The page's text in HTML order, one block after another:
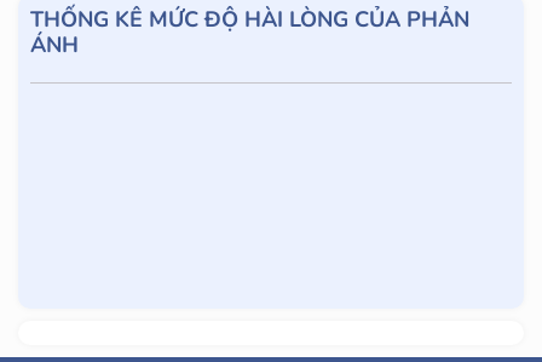
THỐNG KÊ MỨC ĐỘ HÀI LÒNG CỦA PHẢN
ÁNH